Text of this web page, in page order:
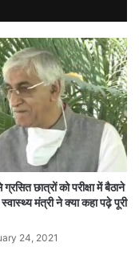
ग्रसित छात्रों को परीक्षा में बैठाने
मंत्री ने क्या कहा पढ़े पूरी
24, 2021